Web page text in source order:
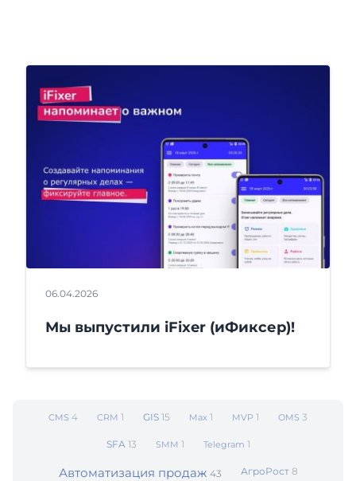
06.04.2026
Мы выпустили iFixer (иФиксер)!
CMS 4 CRM 1 GIS 15 Max 1 MVP 1 OMS 3
SFA 13 SMM 1 Telegram 1
Автоматизация продаж 43 АгроРост 8